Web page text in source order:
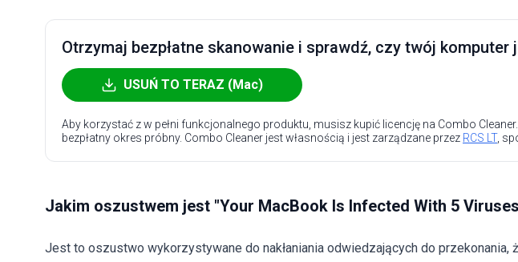
Otrzymaj bezpłatne skanowanie i sprawdź, czy twój komputer
USUŃ TO TERAZ (Mac)
Aby korzystać z w pełni funkcjonalnego produktu, musisz kupić licencję na Combo
bezpłatny okres próbny. Combo Cleaner jest własnością i jest zarządzane przez RCS LT,
Jakim oszustwem jest "Your MacBook Is Infected With 5
Jest to oszustwo wykorzystywane do nakłaniania odwiedzających do przekonania,